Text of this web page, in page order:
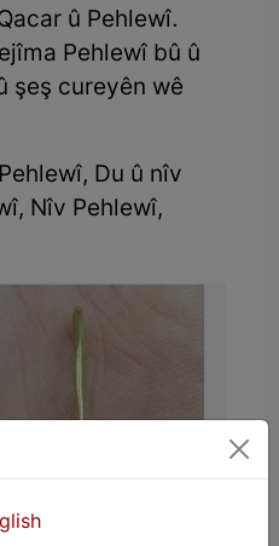
û Pehlewî.
Pehlewî bû û
şeş cureyên wê
Du û nîv
Nîv Pehlewî,